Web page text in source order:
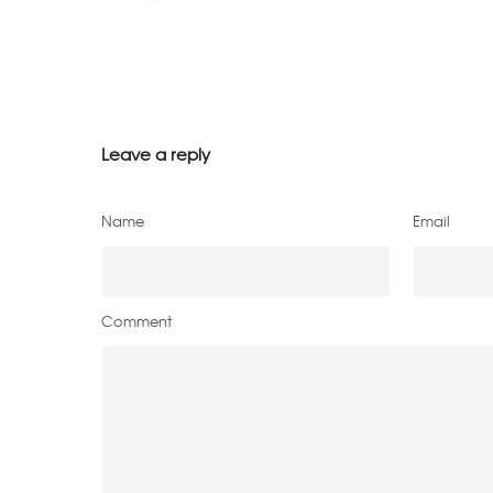
Leave a reply
Name Email
Comment